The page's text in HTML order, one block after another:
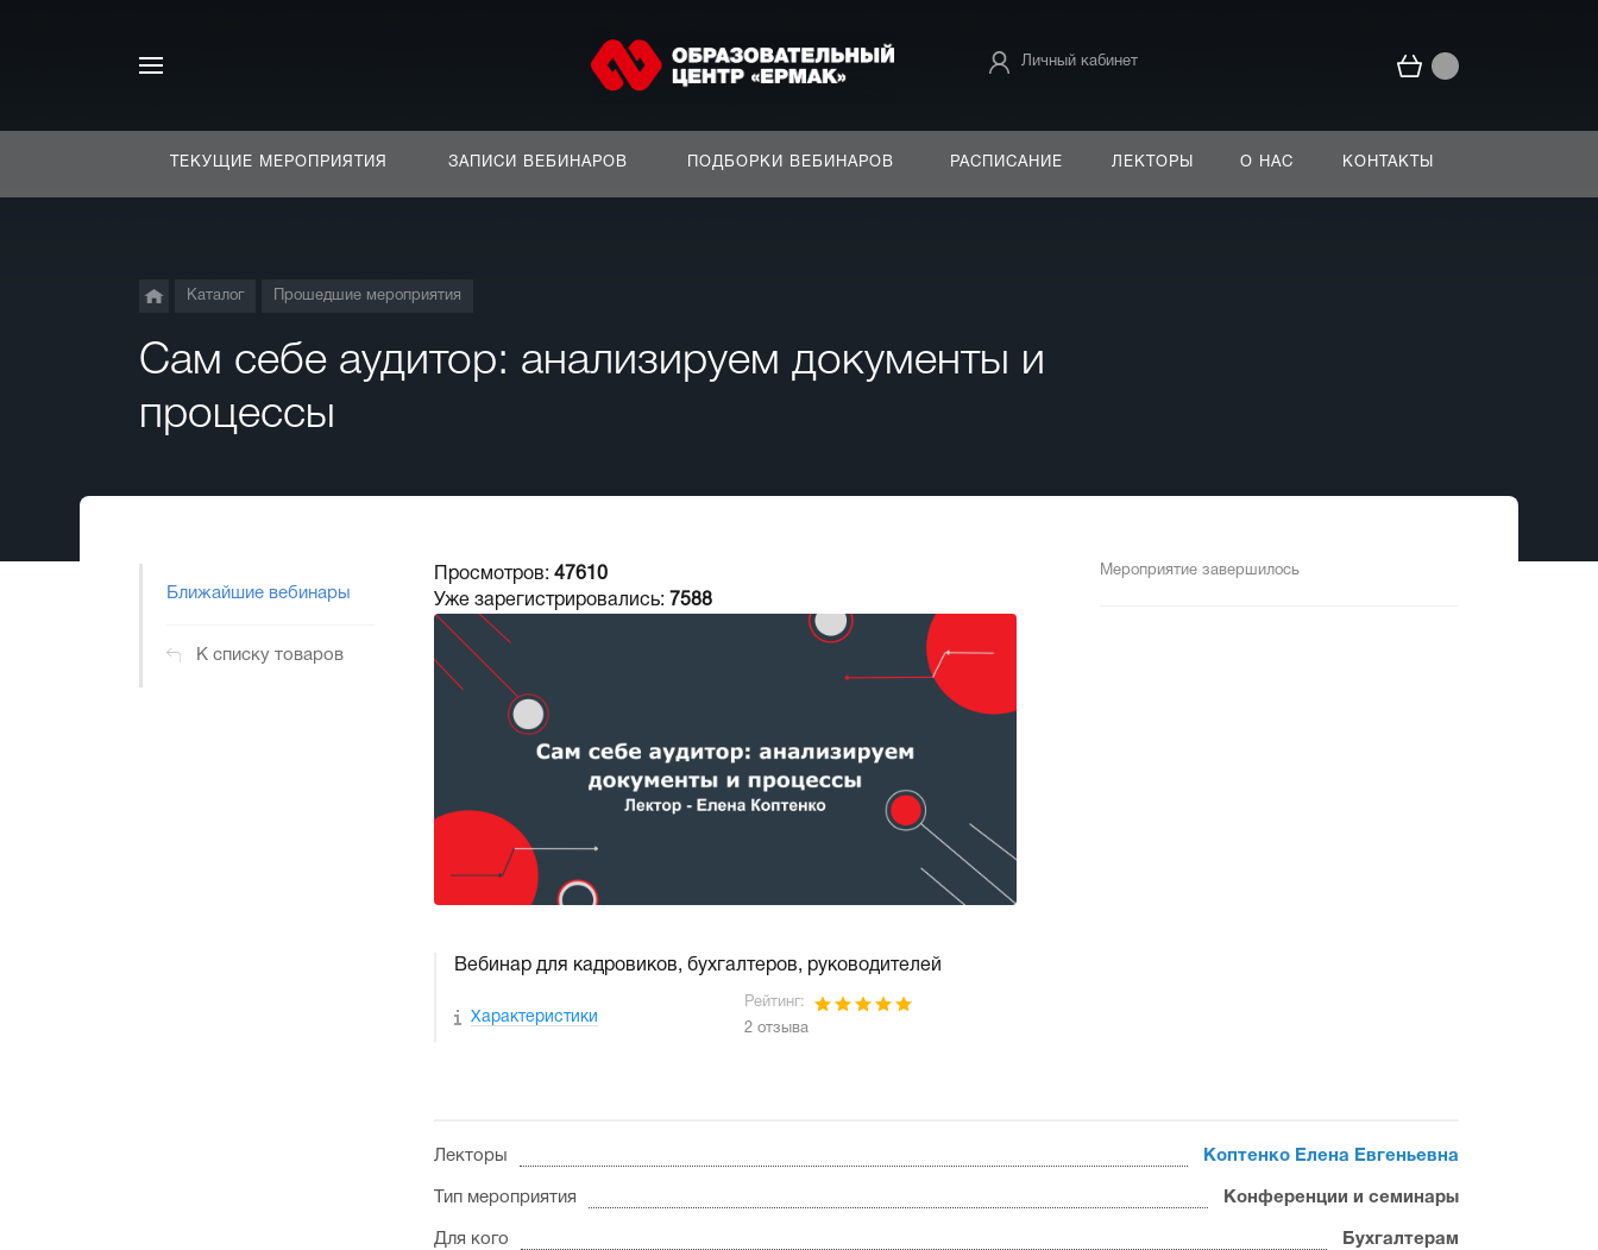
Личный кабинет
ТЕКУЩИЕ МЕРОПРИЯТИЯ ЗАПИСИ ВЕБИНАРОВ ПОДБОРКИ ВЕБИНАРОВ РАСПИСАНИЕ ЛЕКТОРЫ О НАС КОНТАКТЫ
Каталог Прошедшие мероприятия
Сам себе аудитор: анализируем документы и
процессы
Ближайшие вебинары
К списку товаров
Просмотров: 47610
Уже зарегистрировались: 7588
Вебинар для кадровиков, бухгалтеров, руководителей
Характеристики
Рейтинг:
2 отзыва
Мероприятие завершилось
Лекторы Коптенко Елена Евгеньевна
Тип мероприятия Конференции и семинары
Для кого Бухгалтерам